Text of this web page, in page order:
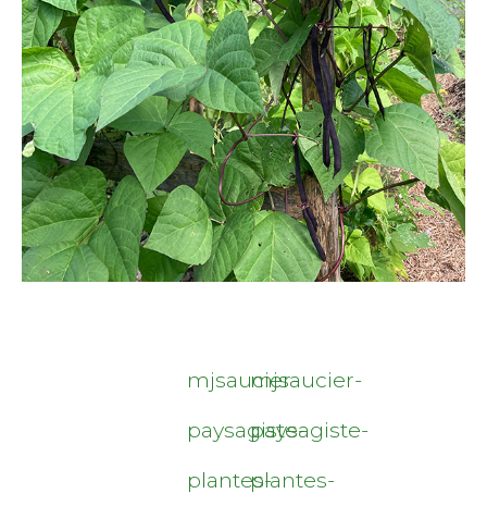
mjsaucier-
paysagiste-
plantes-
mjsaucier-
paysagiste-
plantes-